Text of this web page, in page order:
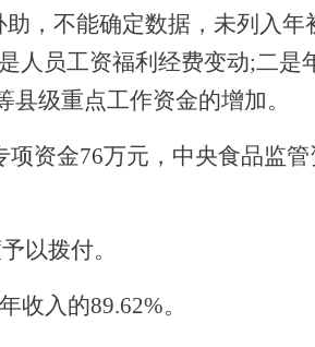
助，不能确定数据，未列入
人员工资福利经费变动;二是
级重点工作资金的增加。
项资金76万元，中央食品监管
以拨付。
收入的89.62%。